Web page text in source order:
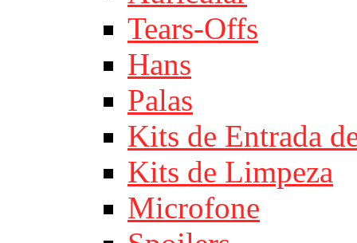
Tears-Offs
Hans
Palas
Kits de Entrada
Kits de Limpeza
Microfone